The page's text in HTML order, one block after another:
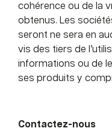
cohérence ou de la
obtenus. Les
seront ne sera en
vis des tiers de
informations ou de
ses produits y
Contactez-nous